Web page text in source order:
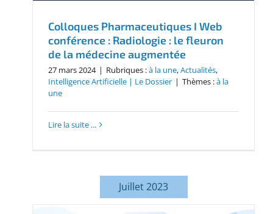
Colloques Pharmaceutiques I Web
conférence : Radiologie : le fleuron
de la médecine augmentée
27 mars 2024 | Rubriques :à la une,Actualités,
Intelligence Artificielle | Le Dossier | Thèmes :à la
une
Lire la suite ...
Juillet 2023